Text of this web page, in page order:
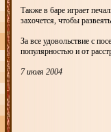
Также в баре играет
захочется, чтобы
За все удовольствие с
популярностью и от
7 июля 2004